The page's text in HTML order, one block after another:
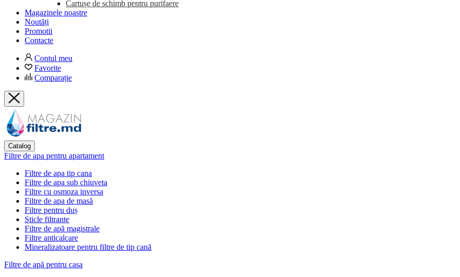
Cartușe de schimb pentru purifaere
Magazinele noastre
Noutăți
Promotii
Contacte
Contul meu
Favorite
Comparație
Catalog
Filtre de apa pentru apartament
Filtre de apa tip cana
Filtre de apa sub chiuveta
Filtre cu osmoza inversa
Filtre de apa de masă
Filtre pentru duș
Sticle filtrante
Filtre de apă magistrale
Filtre anticalcare
Mineralizatoare pentru filtre de tip cană
Filtre de apă pentru casa